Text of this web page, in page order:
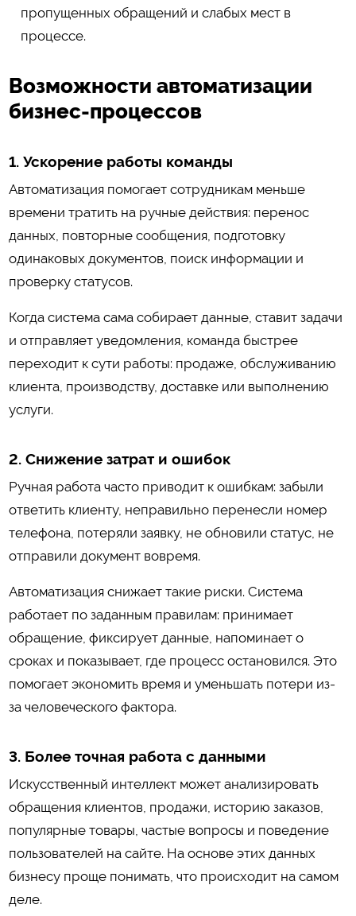
пропущенных обращений и слабых мест в
процессе.
Возможности автоматизации
бизнес-процессов
1. Ускорение работы команды
Автоматизация помогает сотрудникам меньше
времени тратить на ручные действия: перенос
данных, повторные сообщения, подготовку
одинаковых документов, поиск информации и
проверку статусов.
Когда система сама собирает данные, ставит задачи
и отправляет уведомления, команда быстрее
переходит к сути работы: продаже, обслуживанию
клиента, производству, доставке или выполнению
услуги.
2. Снижение затрат и ошибок
Ручная работа часто приводит к ошибкам: забыли
ответить клиенту, неправильно перенесли номер
телефона, потеряли заявку, не обновили статус, не
отправили документ вовремя.
Автоматизация снижает такие риски. Система
работает по заданным правилам: принимает
обращение, фиксирует данные, напоминает о
сроках и показывает, где процесс остановился. Это
помогает экономить время и уменьшать потери из-
за человеческого фактора.
3. Более точная работа с данными
Искусственный интеллект может анализировать
обращения клиентов, продажи, историю заказов,
популярные товары, частые вопросы и поведение
пользователей на сайте. На основе этих данных
бизнесу проще понимать, что происходит на самом
деле.